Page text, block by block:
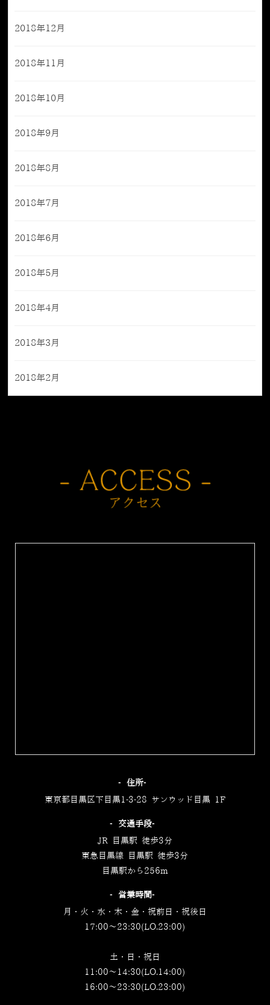
2018年12月
2018年11月
2018年10月
2018年9月
2018年8月
2018年7月
2018年6月
2018年5月
2018年4月
2018年3月
2018年2月
‐住所‐
東京都目黒区下目黒1-3-28 サンウッド目黒 1F
‐交通手段‐
JR 目黒駅 徒歩3分
東急目黒線 目黒駅 徒歩3分
目黒駅から256m
‐営業時間‐
月・火・水・木・金・祝前日・祝後日
17:00～23:30(LO.23:00)
土・日・祝日
11:00～14:30(LO.14:00)
16:00～23:30(LO.23:00)